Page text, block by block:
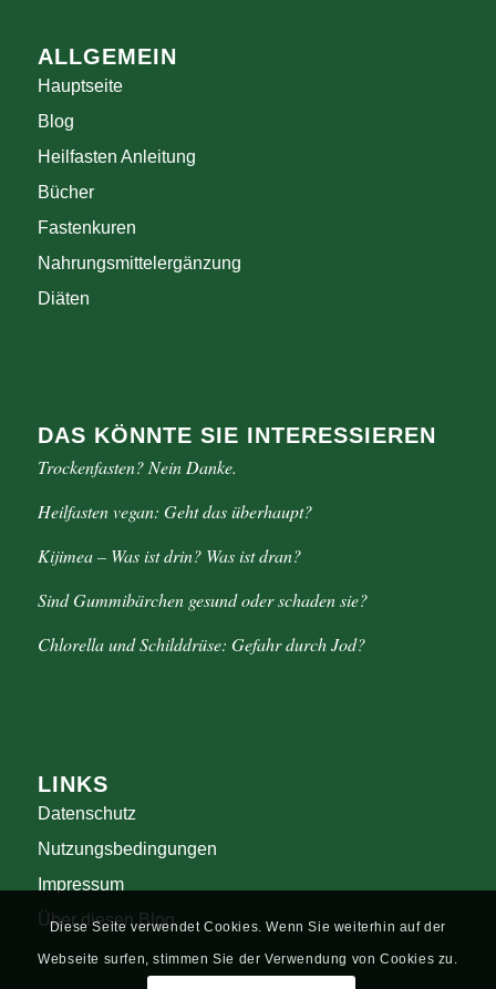
ALLGEMEIN
Hauptseite
Blog
Heilfasten Anleitung
Bücher
Fastenkuren
Nahrungsmittelergänzung
Diäten
DAS KÖNNTE SIE INTERESSIEREN
Trockenfasten? Nein Danke.
Heilfasten vegan: Geht das überhaupt?
Kijimea – Was ist drin? Was ist dran?
Sind Gummibärchen gesund oder schaden sie?
Chlorella und Schilddrüse: Gefahr durch Jod?
LINKS
Datenschutz
Nutzungsbedingungen
Impressum
Über diesen Blog
Diese Seite verwendet Cookies. Wenn Sie weiterhin auf der
Webseite surfen, stimmen Sie der Verwendung von Cookies zu.